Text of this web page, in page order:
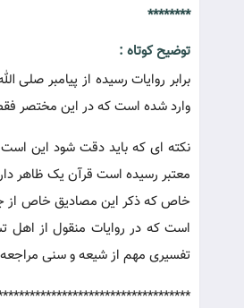
********
توضیح کوتاه :
وارد شده است که در این مختصر فقط به ذکر 40 مورد از آن
نکته ای که باید دقت شود این
معتبر رسیده است قرآن یک ظاهر
خاص که ذکر این مصادیق خاص از
است که در روایات منقول از اهل
تفسیری مهم از شیعه و سنی مراجعه